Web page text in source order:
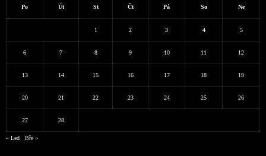
Po Út St Čt Pá So Ne
1 2 3 4 5
6 7 8 9 10 11 12
13 14 15 16 17 18 19
20 21 22 23 24 25 26
27 28
« Led Bře »